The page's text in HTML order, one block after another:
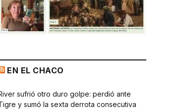
EN EL CHACO
sufrió otro duro golpe: perdió ante
y sumó la sexta derrota consecutiva